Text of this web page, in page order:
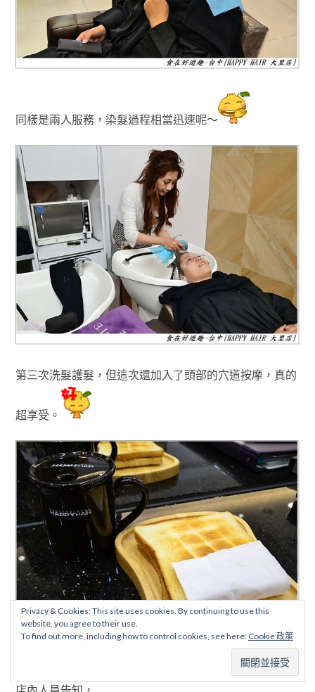
同樣是兩人服務，染髮過程相當迅速呢～
第三次洗髮護髮，但這次還加入了頭部的穴道按摩，真的
超享受 。
，這時桌上竟多了一塊花生土司。經
Privacy & Cookies: This site uses cookies. By continuing to use this
website, you agree to their use.
To find out more, including how to control cookies, see here: Cookie 政策